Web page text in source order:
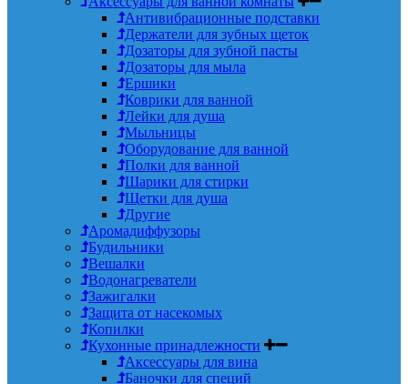
Антивибрационные подставки
Держатели для зубных щеток
Дозаторы для зубной пасты
Дозаторы для мыла
Ершики
Коврики для ванной
Лейки для душа
Мыльницы
Оборудование для ванной
Полки для ванной
Шарики для стирки
Щетки для душа
Другие
Аромадиффузоры
Будильники
Вешалки
Водонагреватели
Зажигалки
Защита от насекомых
Копилки
Кухонные принадлежности
Аксессуары для вина
Баночки для специй